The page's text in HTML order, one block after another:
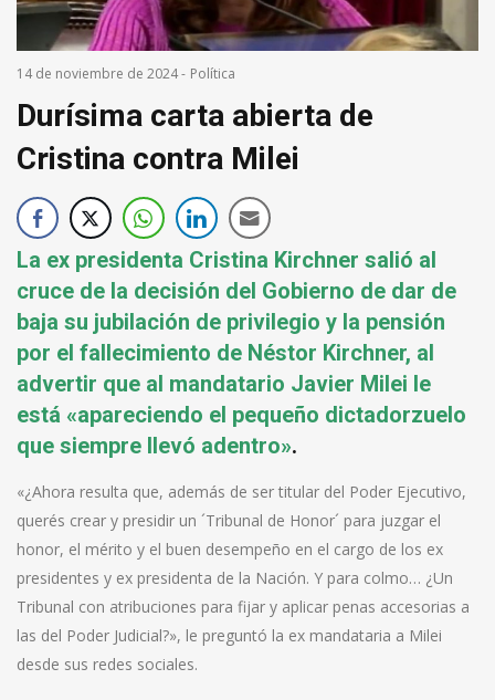
14 de noviembre de 2024- Política
Durísima carta abierta de
Cristina contra Milei
La ex presidenta Cristina Kirchner salió al
cruce de la decisión del Gobierno de dar de
baja su jubilación de privilegio y la pensión
por el fallecimiento de Néstor Kirchner, al
advertir que al mandatario Javier Milei le
está «apareciendo el pequeño dictadorzuelo
que siempre llevó adentro».
«¿Ahora resulta que, además de ser titular del Poder Ejecutivo,
querés crear y presidir un ´Tribunal de Honor´ para juzgar el
honor, el mérito y el buen desempeño en el cargo de los ex
presidentes y ex presidenta de la Nación. Y para colmo… ¿Un
Tribunal con atribuciones para fijar y aplicar penas accesorias a
las del Poder Judicial?», le preguntó la ex mandataria a Milei
desde sus redes sociales.